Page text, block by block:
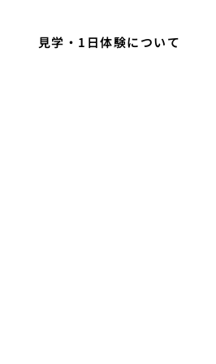
見学・1日体験について